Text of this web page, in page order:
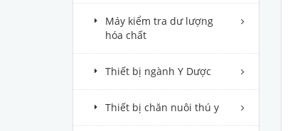
Máy kiểm tra dư lượng
hóa chất
Thiết bị ngành Y Dược
Thiết bị chăn nuôi thú y